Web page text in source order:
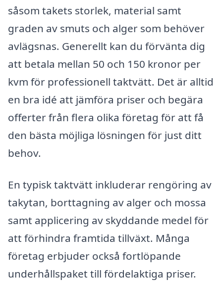
såsom takets storlek, material samt
graden av smuts och alger som behöver
avlägsnas. Generellt kan du förvänta dig
att betala mellan 50 och 150 kronor per
kvm för professionell taktvätt. Det är alltid
en bra idé att jämföra priser och begära
offerter från flera olika företag för att få
den bästa möjliga lösningen för just ditt
behov.
En typisk taktvätt inkluderar rengöring av
takytan, borttagning av alger och mossa
samt applicering av skyddande medel för
att förhindra framtida tillväxt. Många
företag erbjuder också fortlöpande
underhållspaket till fördelaktiga priser.